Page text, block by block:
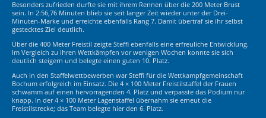
Besonders zufrieden durfte sie mit ihrem Rennen über die 200 Meter Brust
sein. In 2:56,76 Minuten blieb sie seit langer Zeit wieder unter der Drei-
Minuten-Marke und erreichte ebenfalls Rang 7. Damit übertraf sie ihr selbst
gestecktes Ziel deutlich.
Über die 400 Meter Freistil zeigte Steffi ebenfalls eine erfreuliche Entwicklung.
Im Vergleich zu ihren Wettkämpfen vor wenigen Wochen konnte sie sich
deutlich steigern und belegte einen guten 10. Platz.
Auch in den Staffelwettbewerben war Steffi für die Wettkampfgemeinschaft
Bochum erfolgreich im Einsatz. Die 4 × 100 Meter Freistilstaffel der Frauen
schwamm auf einen hervorragenden 4. Platz und verpasste das Podium nur
knapp. In der 4 × 100 Meter Lagenstaffel übernahm sie erneut die
Freistilstrecke; das Team belegte hier den 6. Platz.